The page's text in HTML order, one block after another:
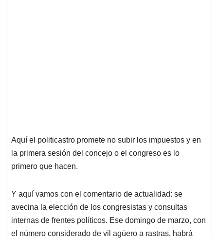
Aquí el politicastro promete no subir los impuestos y en
la primera sesión del concejo o el congreso es lo
primero que hacen.
Y aquí vamos con el comentario de actualidad: se
avecina la elección de los congresistas y consultas
internas de frentes políticos. Ese domingo de marzo, con
el número considerado de vil agüero a rastras, habrá